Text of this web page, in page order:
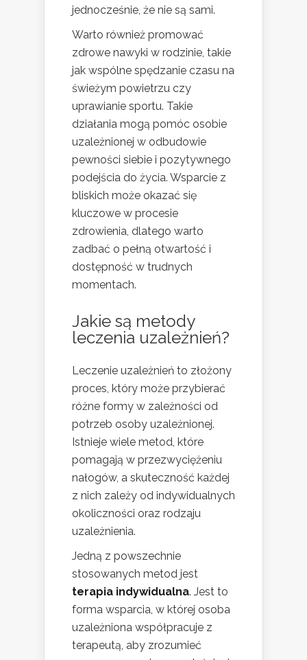
jednocześnie, że nie są sami.
Warto również promować
zdrowe nawyki w rodzinie, takie
jak wspólne spędzanie czasu na
świeżym powietrzu czy
uprawianie sportu. Takie
działania mogą pomóc osobie
uzależnionej w odbudowie
pewności siebie i pozytywnego
podejścia do życia. Wsparcie z
bliskich może okazać się
kluczowe w procesie
zdrowienia, dlatego warto
zadbać o pełną otwartość i
dostępność w trudnych
momentach.
Jakie są metody
leczenia uzależnień?
Leczenie uzależnień to złożony
proces, który może przybierać
różne formy w zależności od
potrzeb osoby uzależnionej.
Istnieje wiele metod, które
pomagają w przezwyciężeniu
nałogów, a skuteczność każdej
z nich zależy od indywidualnych
okoliczności oraz rodzaju
uzależnienia.
Jedną z powszechnie
stosowanych metod jest
terapia indywidualna. Jest to
forma wsparcia, w której osoba
uzależniona współpracuje z
terapeutą, aby zrozumieć